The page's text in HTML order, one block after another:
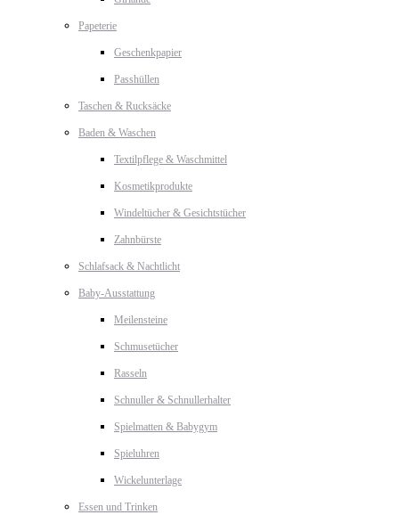
Papeterie
Geschenkpapier
Passhüllen
Taschen & Rucksäcke
Baden & Waschen
Textilpflege & Waschmittel
Kosmetikprodukte
Windeltücher & Gesichtstücher
Zahnbürste
Schlafsack & Nachtlicht
Baby-Ausstattung
Meilensteine
Schmusetücher
Rasseln
Schnuller & Schnullerhalter
Spielmatten & Babygym
Spieluhren
Wickelunterlage
Essen und Trinken